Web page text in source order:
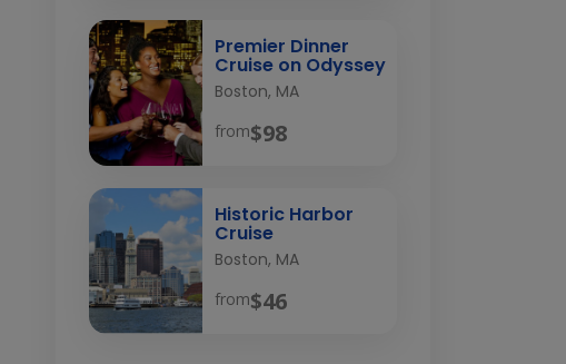
Premier Dinner
Cruise on Odyssey
Boston, MA
from$98
Historic Harbor
Cruise
Boston, MA
from$46